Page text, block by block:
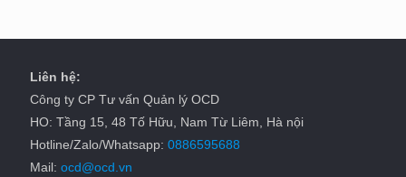
Liên hệ:
Công ty CP Tư vấn Quản lý OCD
HO: Tầng 15, 48 Tố Hữu, Nam Từ Liêm, Hà nội
Hotline/Zalo/Whatsapp: 0886595688
Mail: ocd@ocd.vn